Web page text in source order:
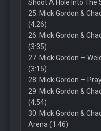
Shoot A Hole Into The
25. Mick Gordon &
(4:26)
26. Mick Gordon &
(3:35)
27. Mick Gordon —
(3:15)
28. Mick Gordon —
29. Mick Gordon &
(4:54)
30. Mick Gordon &
Arena (1:46)